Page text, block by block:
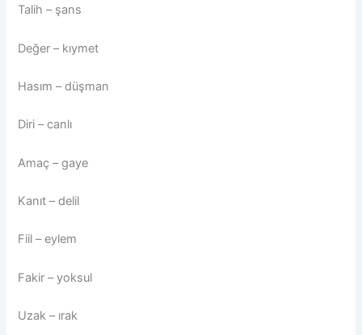
Talih – şans
Değer – kıymet
Hasım – düşman
Diri – canlı
Amaç – gaye
Kanıt – delil
Fiil – eylem
Fakir – yoksul
Uzak – ırak